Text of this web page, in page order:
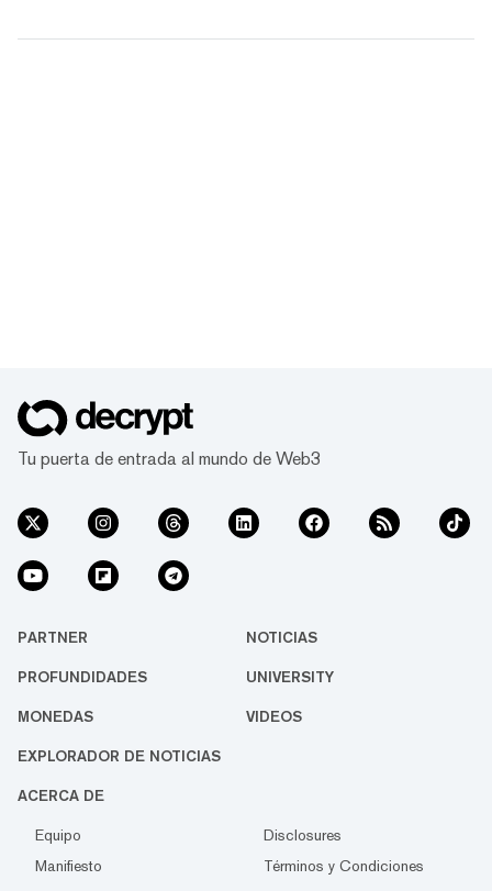
Tu puerta de entrada al mundo de Web3
PARTNER NOTICIAS
PROFUNDIDADES UNIVERSITY
MONEDAS VIDEOS
EXPLORADOR DE NOTICIAS
ACERCA DE
Equipo
Disclosures
Manifiesto
Términos y Condiciones